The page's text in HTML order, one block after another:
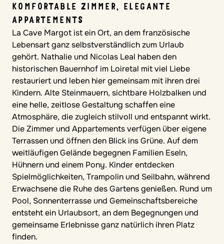
KOMFORTABLE ZIMMER, ELEGANTE
APPARTEMENTS
La Cave Margot ist ein Ort, an dem französische
Lebensart ganz selbstverständlich zum Urlaub
gehört. Nathalie und Nicolas Leal haben den
historischen Bauernhof im Loiretal mit viel Liebe
restauriert und leben hier gemeinsam mit ihren drei
Kindern. Alte Steinmauern, sichtbare Holzbalken und
eine helle, zeitlose Gestaltung schaffen eine
Atmosphäre, die zugleich stilvoll und entspannt wirkt.
Die Zimmer und Appartements verfügen über eigene
Terrassen und öffnen den Blick ins Grüne. Auf dem
weitläufigen Gelände begegnen Familien Eseln,
Hühnern und einem Pony. Kinder entdecken
Spielmöglichkeiten, Trampolin und Seilbahn, während
Erwachsene die Ruhe des Gartens genießen. Rund um
Pool, Sonnenterrasse und Gemeinschaftsbereiche
entsteht ein Urlaubsort, an dem Begegnungen und
gemeinsame Erlebnisse ganz natürlich ihren Platz
finden.